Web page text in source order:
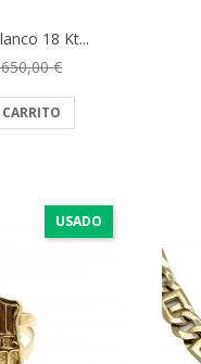
18 Kt...
€
USADO